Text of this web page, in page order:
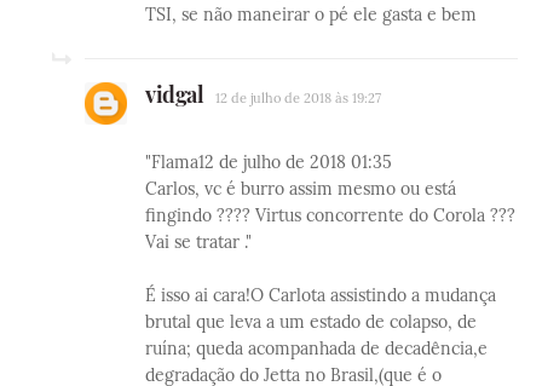
TSI, se não maneirar o pé ele gasta e bem
vidgal 12 de julho de 2018 às 19:27
"Flama12 de julho de 2018 01:35
Carlos, vc é burro assim mesmo ou está
fingindo ???? Virtus concorrente do Corola ???
Vai se tratar ."
É isso ai cara!O Carlota assistindo a mudança
brutal que leva a um estado de colapso, de
ruína; queda acompanhada de decadência,e
degradação do Jetta no Brasil,(que é o